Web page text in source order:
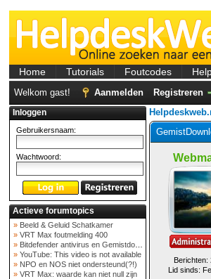
Home Tutorials Foutcodes
Welkom gast! Aanmelden Registreren
Inloggen
Gebruikersnaam:
Wachtwoord:
Actieve forumtopics
» Beeld & Geluid Schatkamer
» VRT Max foutmelding 400
» Bitdefender antivirus en Gemistdowloader
» YouTube: This video is not available
» NPO en NOS niet ondersteund(?!)
» VRT Max: waarde kan niet null zijn
Berichten:
Lid sinds: